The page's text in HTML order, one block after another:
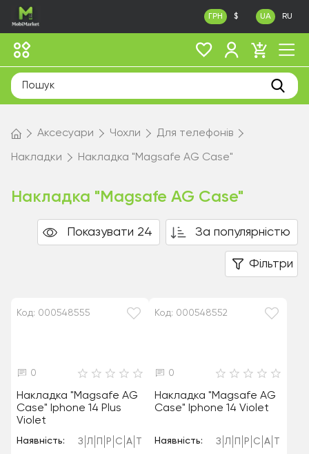
ГРН $ UA RU
Аксесуари Чохли Для телефонів
Накладки Накладка "Magsafe AG Case"
Накладка "Magsafe AG Case"
Показувати 24 За популярністю
Фільтри
Код: 000548555
0
Накладка "Magsafe AG
Case" Iphone 14 Plus
Violet
Наявність: З Л Р С А
Код: 000548552
0
Накладка "Magsafe AG
Case" Iphone 14 Violet
Наявність: З Л Р С А